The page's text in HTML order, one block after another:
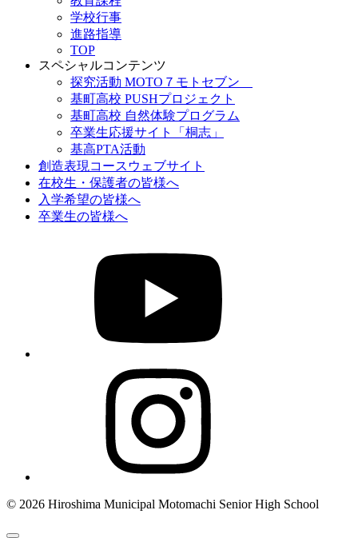
学校行事
進路指導
TOP
スペシャルコンテンツ
探究活動 MOTO７モトセブン
基町高校 PUSHプロジェクト
基町高校 自然体験プログラム
卒業生応援サイト「桐志」
基高PTA活動
創造表現コースウェブサイト
在校生・保護者の皆様へ
入学希望の皆様へ
卒業生の皆様へ
© 2026 Hiroshima Municipal Motomachi Senior High School